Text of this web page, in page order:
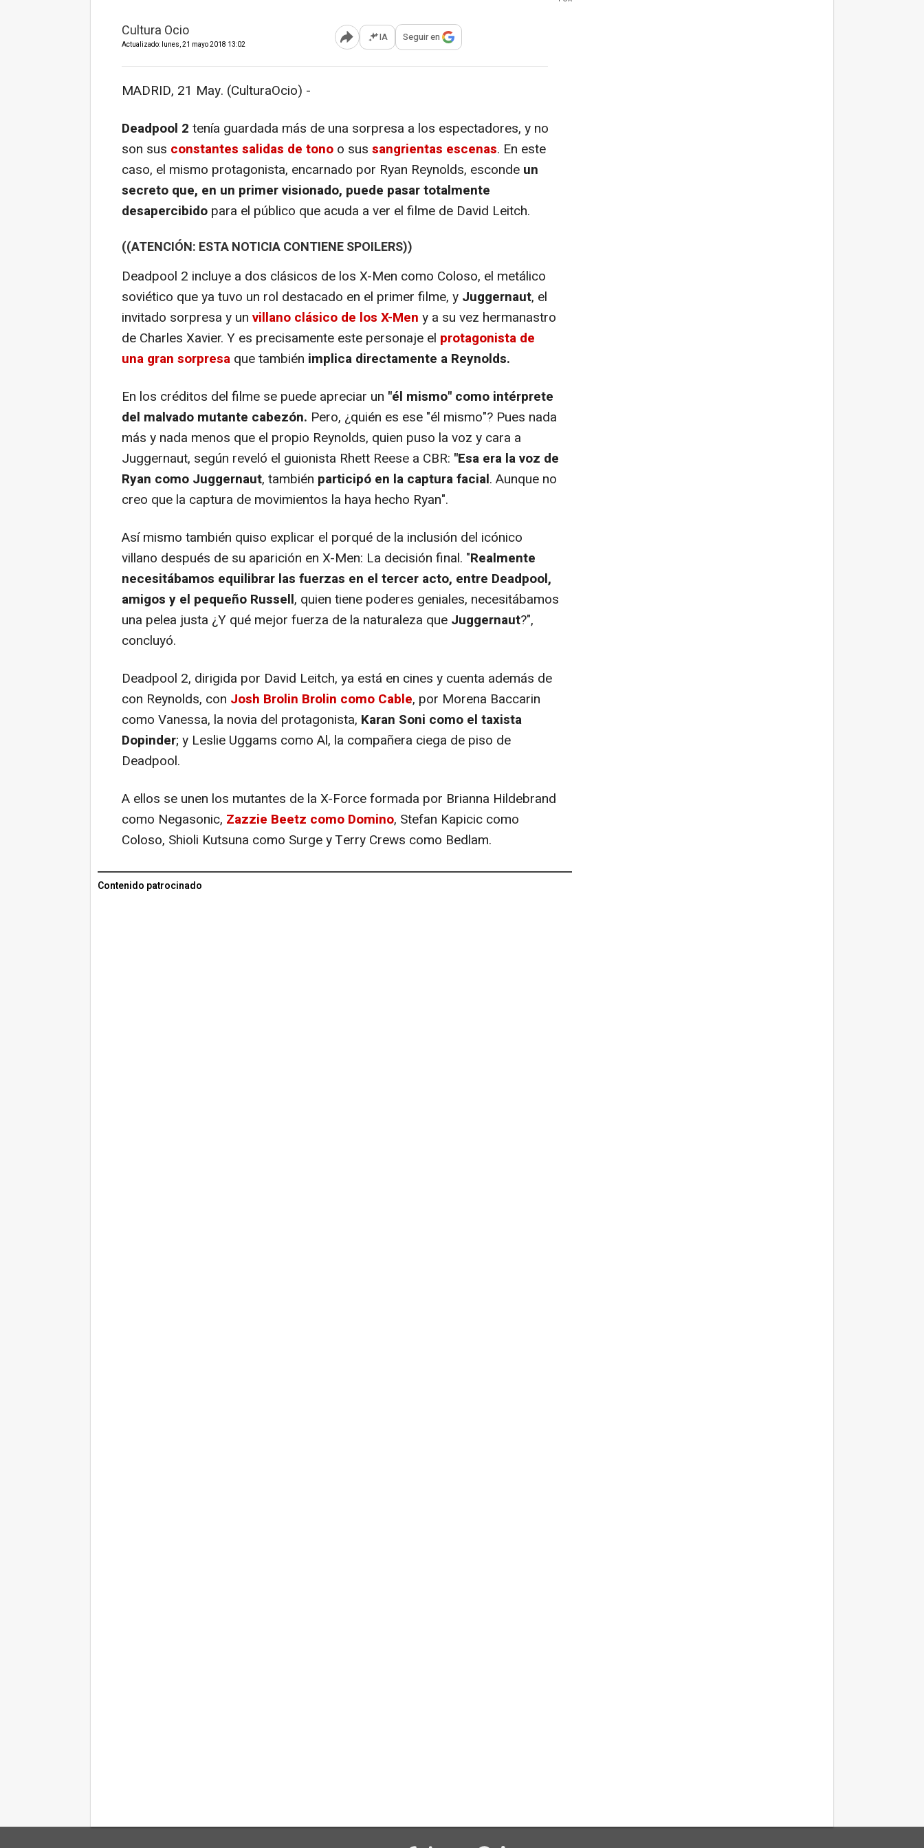
Cultura Ocio
Actualizado: lunes, 21 mayo 2018 13:02 Abrir opciones para compartir
IA Seguir en
MADRID, 21 May. (CulturaOcio) -
Deadpool 2 tenía guardada más de una sorpresa a los espectadores, y no
son sus constantes salidas de tono o sus sangrientas escenas. En este
caso, el mismo protagonista, encarnado por Ryan Reynolds, esconde un
secreto que, en un primer visionado, puede pasar totalmente
desapercibido para el público que acuda a ver el filme de David Leitch.
((ATENCIÓN: ESTA NOTICIA CONTIENE SPOILERS))
Deadpool 2 incluye a dos clásicos de los X-Men como Coloso, el metálico
soviético que ya tuvo un rol destacado en el primer filme, y Juggernaut, el
invitado sorpresa y un villano clásico de los X-Men y a su vez hermanastro
de Charles Xavier. Y es precisamente este personaje el protagonista de
una gran sorpresa que también implica directamente a Reynolds.
En los créditos del filme se puede apreciar un "él mismo" como intérprete
del malvado mutante cabezón. Pero, ¿quién es ese "él mismo"? Pues nada
más y nada menos que el propio Reynolds, quien puso la voz y cara a
Juggernaut, según reveló el guionista Rhett Reese a CBR: "Esa era la voz de
Ryan como Juggernaut, también participó en la captura facial. Aunque no
creo que la captura de movimientos la haya hecho Ryan".
Así mismo también quiso explicar el porqué de la inclusión del icónico
villano después de su aparición en X-Men: La decisión final. "Realmente
necesitábamos equilibrar las fuerzas en el tercer acto, entre Deadpool,
amigos y el pequeño Russell, quien tiene poderes geniales, necesitábamos
una pelea justa ¿Y qué mejor fuerza de la naturaleza que Juggernaut?",
concluyó.
Deadpool 2, dirigida por David Leitch, ya está en cines y cuenta además de
con Reynolds, con Josh Brolin Brolin como Cable, por Morena Baccarin
como Vanessa, la novia del protagonista, Karan Soni como el taxista
Dopinder; y Leslie Uggams como Al, la compañera ciega de piso de
Deadpool.
A ellos se unen los mutantes de la X-Force formada por Brianna Hildebrand
como Negasonic, Zazzie Beetz como Domino, Stefan Kapicic como
Coloso, Shioli Kutsuna como Surge y Terry Crews como Bedlam.
Contenido patrocinado